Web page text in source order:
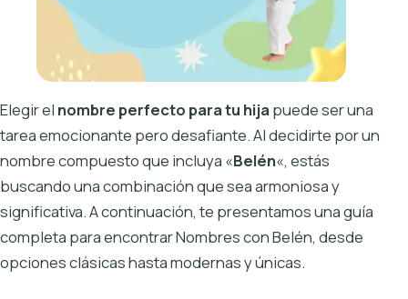
Elegir el nombre perfecto para tu hijapuede ser una
tarea emocionante pero desafiante. Al decidirte por un
nombre compuesto que incluya «Belén«, estás
buscando una combinación que sea armoniosa y
significativa. A continuación, te presentamos una guía
completa para encontrar Nombres con Belén, desde
opciones clásicas hasta modernas y únicas.